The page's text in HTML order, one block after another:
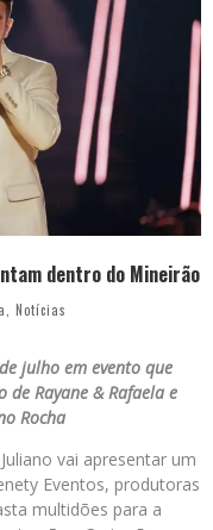
Festival Sensacional! leva arte para além dos palcos em parcerias com Inhotim e Festa da Luz, dias 8 e 9 de agosto
dentro do Mineirão
, Notícias
julho em evento que
Rayane & Rafaela e
Rocha
vai apresentar um
Eventos, produtoras
multidões para a